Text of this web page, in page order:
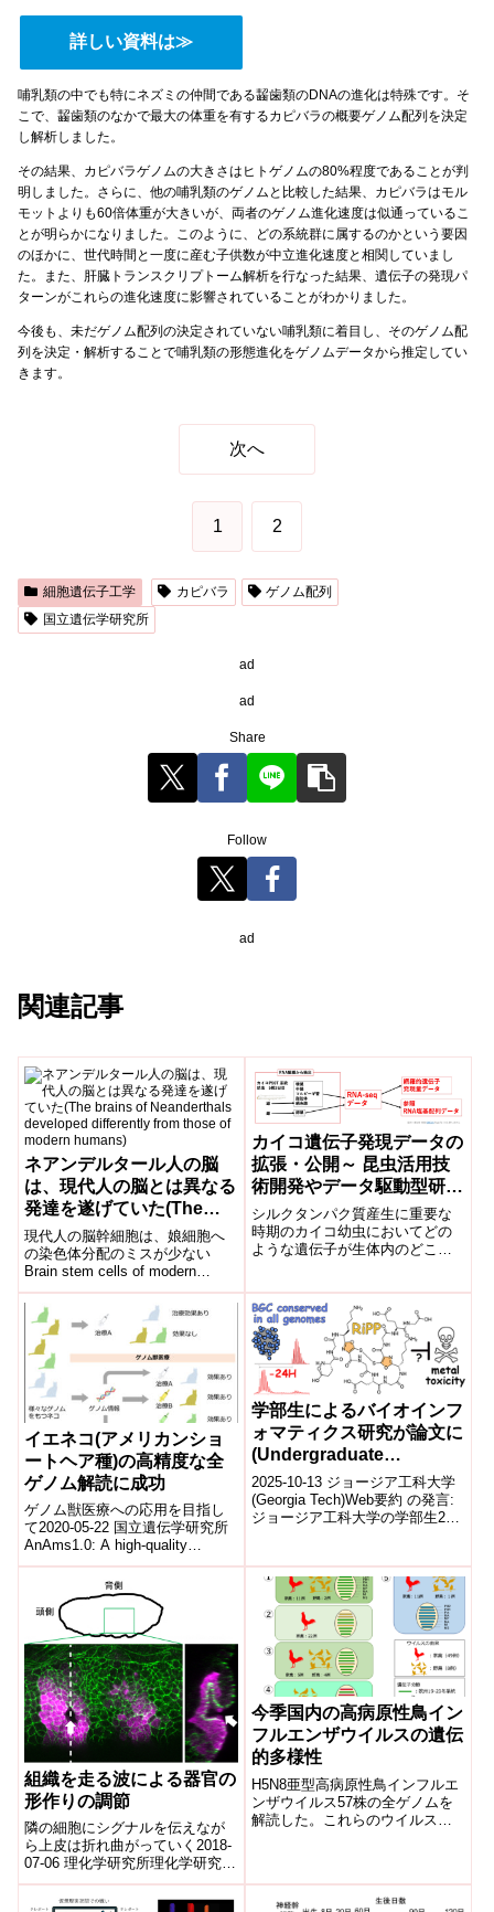
詳しい資料は≫
哺乳類の中でも特にネズミの仲間である齧歯類のDNAの進化は特殊です。そ
こで、齧歯類のなかで最大の体重を有するカピバラの概要ゲノム配列を決定
し解析しました。
その結果、カピバラゲノムの大きさはヒトゲノムの80%程度であることが判
明しました。さらに、他の哺乳類のゲノムと比較した結果、カピバラはモル
モットよりも60倍体重が大きいが、両者のゲノム進化速度は似通っているこ
とが明らかになりました。このように、どの系統群に属するのかという要因
のほかに、世代時間と一度に産む子供数が中立進化速度と相関していまし
た。また、肝臓トランスクリプトーム解析を行なった結果、遺伝子の発現パ
ターンがこれらの進化速度に影響されていることがわかりました。
今後も、未だゲノム配列の決定されていない哺乳類に着目し、そのゲノム配
列を決定・解析することで哺乳類の形態進化をゲノムデータから推定してい
きます。
次へ
1 2
細胞遺伝子工学 カピバラ
ゲノム配列
国立遺伝学研究所
ad
ad
Share
Follow
ad
関連記事
ネアンデルタール人の脳
は、現代人の脳とは異なる
発達を遂げていた(The
brains of Neanderthals
developed differently
from those of modern
humans)
現代人の脳幹細胞は、娘細胞へ
の染色体分配のミスが少ない
Brain stem cells of modern
humans make fewer mistakes...
カイコ遺伝子発現データの
拡張・公開～ 昆虫活用技
術開発やデータ駆動型研究
促進に期待～
シルクタンパク質産生に重要な
時期のカイコ幼虫においてどの
ような遺伝子が生体内のどこで
成・公開した。
イエネコ(アメリカンショ
ートヘア種)の高精度な全
ゲノム解読に成功
ゲノム獣医療への応用を目指し
て2020-05-22 国立遺伝学研究所
AnAms1.0: A high-quality
chromosome-scale asse...
学部生によるバイオインフ
ォマティクス研究が論文に
(Undergraduate
Bioinformatics Class
Produces Published
Research)
2025-10-13 ジョージア工科大学
(Georgia Tech)Web要約 の発言:
ジョージア工科大学の学部生20
組織を走る波による器官の
形作りの調節
隣の細胞にシグナルを伝えなが
ら上皮は折れ曲がっていく2018-
07-06 理化学研究所理化学研究所
(理研)生命機能科学研究センター
形態形成シグナル研究チームの
今季国内の高病原性鳥イン
フルエンザウイルスの遺伝
的多様性
H5N8亜型高病原性鳥インフルエ
ンザウイルス57株の全ゲノムを
解読した。これらのウイルスが
いることが明らかになり、家禽
での発生には4種類の遺伝子型の